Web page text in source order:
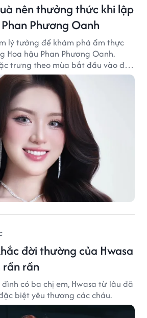
nên thưởng thức khi lập
Phương Oanh
lý tưởng để khám phá ẩm thực
Hoa hậu Phan Phương Oanh.
trưng theo mùa bắt đầu vào độ
khách gần xa.
đời thường của Hwasa
rần rần
có ba chị em, Hwasa từ lâu đã
biệt yêu thương các cháu.